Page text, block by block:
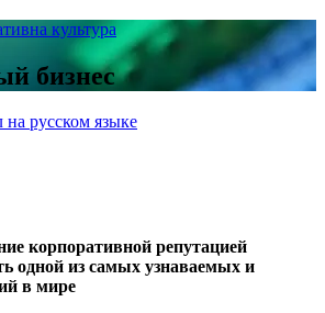
культура
бизнес
на русском языке
корпоративной репутацией
одной из самых узнаваемых и
в мире